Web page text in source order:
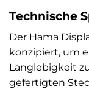
Technische
Der Hama
konzipiert, um
Langlebigkeit
gefertigten